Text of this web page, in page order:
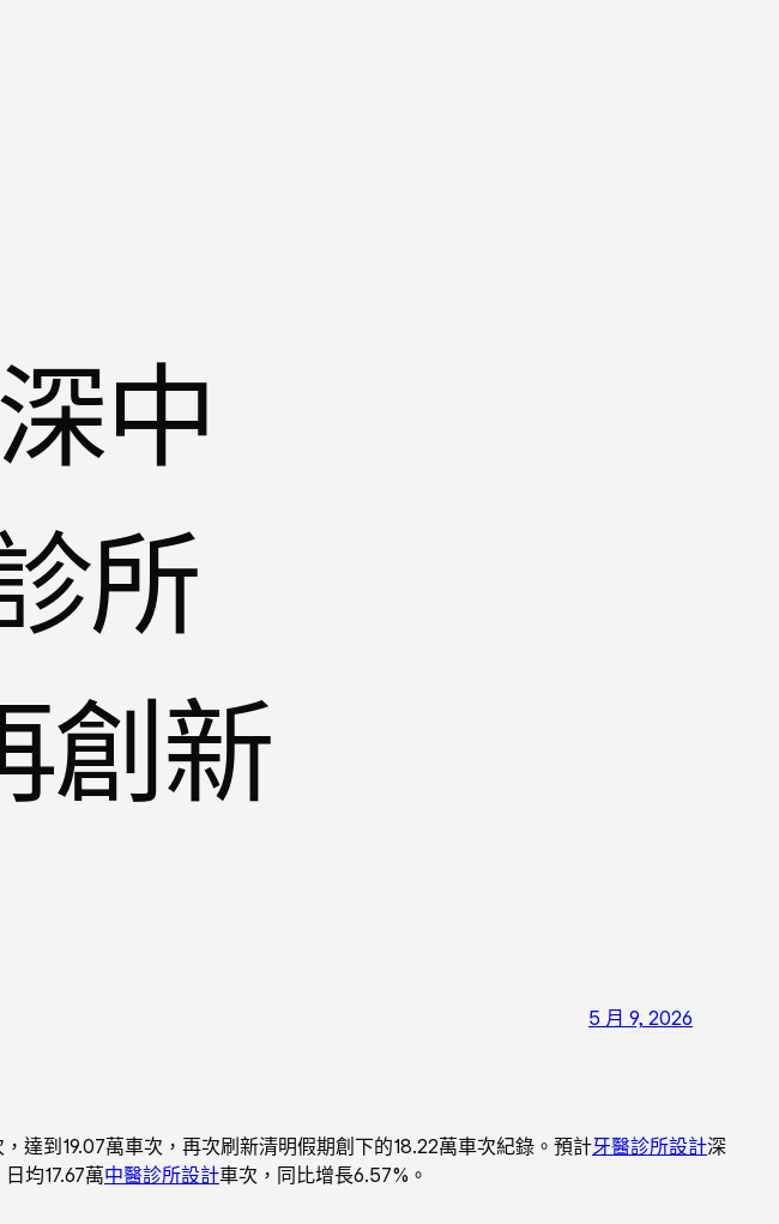
中
所
創新
5 月 9, 2026
達到19.07萬車次，再次刷新清明假期創下的18.22萬車次紀錄。預計牙醫診所設計深
均17.67萬中醫診所設計車次，同比增長6.57%。